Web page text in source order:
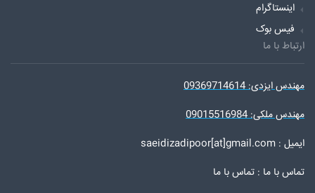
اینستاگرام
فیس بوک
ارتباط با ما
مهندس ایزدی: 09369714614
مهندس ملکی: 09015516984
ایمیل : saeidizadipoor[at]gmail.com
تماس با ما : تماس با ما